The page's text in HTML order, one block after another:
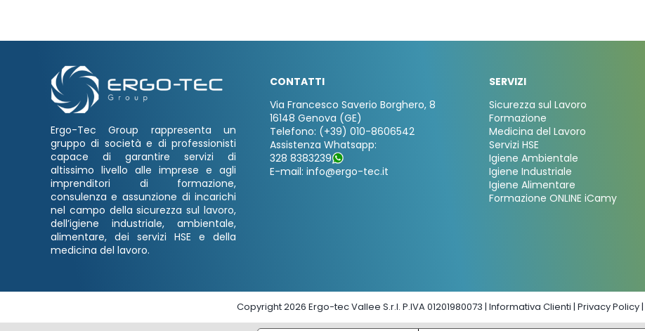
Ergo-Tec Group rappresenta un
gruppo di società e di professionisti
capace di garantire servizi di
altissimo livello alle imprese e agli
imprenditori di formazione,
consulenza e assunzione di incarichi
nel campo della sicurezza sul lavoro,
dell’igiene industriale, ambientale,
alimentare, dei servizi HSE e della
medicina del lavoro.
CONTATTI
Via Francesco Saverio Borghero, 8
16148 Genova (GE)
Telefono: (+39) 010-8606542
Assistenza Whatsapp:
328 8383239
E-mail: info@ergo-tec.it
SERVIZI
Sicurezza sul Lavoro
Formazione
Medicina del Lavoro
Servizi HSE
Igiene Ambientale
Igiene Industriale
Igiene Alimentare
Formazione ONLINE iCamy
Copyright 2026 Ergo-tec Vallee S.r.l. P.IVA 01201980073 | Informativa Clienti | Privacy Policy|